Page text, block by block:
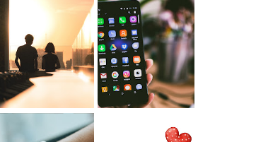
KONTAKT KONTAKTLISTA